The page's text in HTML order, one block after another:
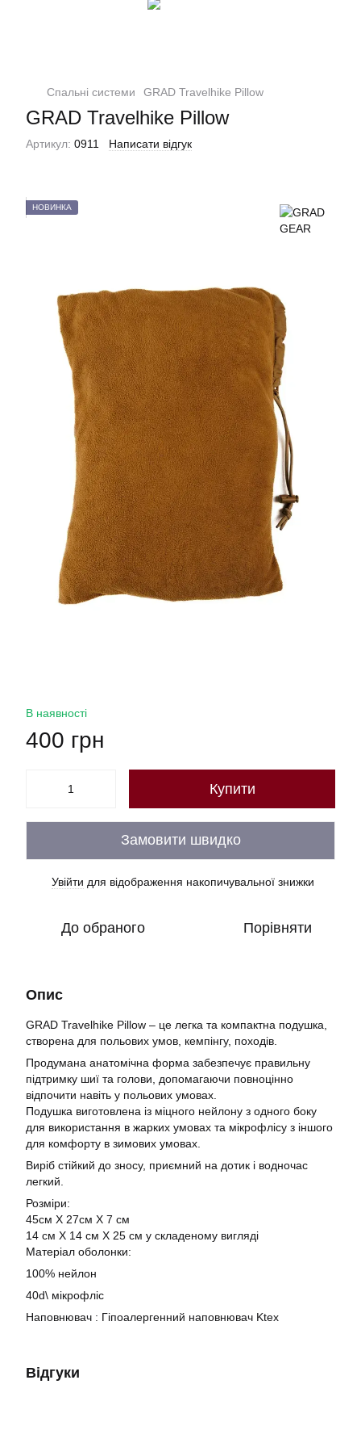
Спальні системи GRAD Travelhike Pillow
GRAD Travelhike Pillow
Артикул: 0911 Написати відгук
НОВИНКА
В наявності
400 грн
Купити
Замовити швидко
Увійти для відображення накопичувальної знижки
До обраного Порівняти
Опис
GRAD Travelhike Pillow – це легка та компактна подушка,
створена для польових умов, кемпінгу, походів.
Продумана анатомічна форма забезпечує правильну
підтримку шиї та голови, допомагаючи повноцінно
відпочити навіть у польових умовах.
Подушка виготовлена ​​із міцного нейлону з одного боку
для використання в жарких умовах та мікрофлісу з іншого
для комфорту в зимових умовах.
Виріб стійкий до зносу, приємний на дотик і водночас
легкий.
Розміри:
45см Х 27см Х 7 см
14 см Х 14 см Х 25 см у складеному вигляді
Матеріал оболонки:
100% нейлон
40d\ мікрофліс
Наповнювач : Гіпоалергенний наповнювач Ktex
Відгуки